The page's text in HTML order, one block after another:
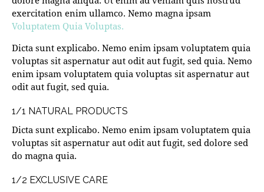
exercitation enim ullamco. Nemo magna ipsam
Voluptatem Quia Voluptas.
Dicta sunt explicabo. Nemo enim ipsam voluptatem quia
voluptas sit aspernatur aut odit aut fugit, sed quia. Nemo
enim ipsam voluptatem quia voluptas sit aspernatur aut
odit aut fugit, sed quia.
1/1 NATURAL PRODUCTS
Dicta sunt explicabo. Nemo enim ipsam voluptatem quia
voluptas sit aspernatur aut odit aut fugit, sed dolore sed
do magna quia.
1/2 EXCLUSIVE CARE